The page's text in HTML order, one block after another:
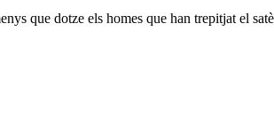
que dotze els homes que han trepitjat el